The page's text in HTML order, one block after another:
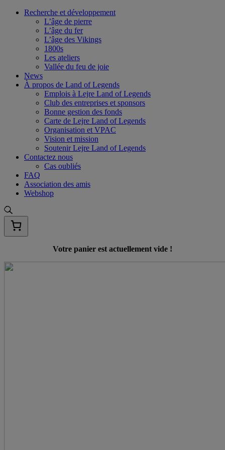
Skip
Recherche et développement
L’âge de pierre
L’âge du fer
L’âge des Vikings
1800s
Les ateliers
Vallée du feu de joie
News
À propos de Land of Legends
Emplois à Lejre Land of Legends
Club des entreprises et sponsors
Bonne gestion des fonds
Carte de Lejre Land of Legends
Organisation et VPAC
Vision et mission
Soutenir Lejre Land of Legends
Contactez nous
Cas oubliés
FAQ
Association des amis
Webshop
Votre panier est actuellement vide !